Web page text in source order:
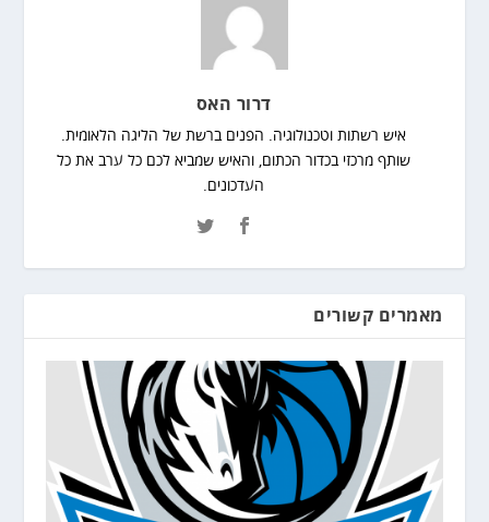
דרור האס
איש רשתות וטכנולוגיה. הפנים ברשת של הליגה הלאומית.
שותף מרכזי בכדור הכתום, והאיש שמביא לכם כל ערב את כל
העדכונים.
מאמרים קשורים